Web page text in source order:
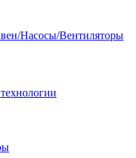
Насосы/Вентиляторы